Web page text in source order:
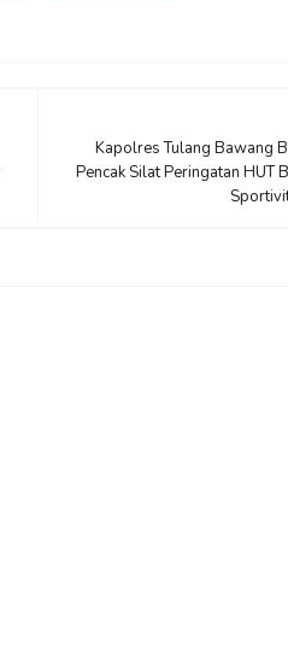
Kapolres Tulang Bawang
Pencak Silat Peringatan HUT